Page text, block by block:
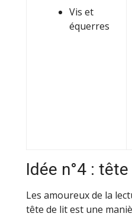
Vis et
équerres
Idée n°4 :
Les amoureux de la
tête de lit est une